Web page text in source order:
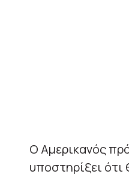
Ο Αμερικανός
υποστηρίξει ότι